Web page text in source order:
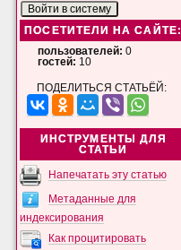
ПОСЕТИТЕЛИ НА САЙТЕ:
пользователей: 0
гостей: 10
ПОДЕЛИТЬСЯ СТАТЬЁЙ:
ИНСТРУМЕНТЫ ДЛЯ
СТАТЬИ
Напечатать эту статью
Метаданные для
индексирования
Как процитировать